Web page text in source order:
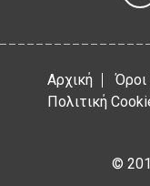
Αρχική
Πολιτική
©